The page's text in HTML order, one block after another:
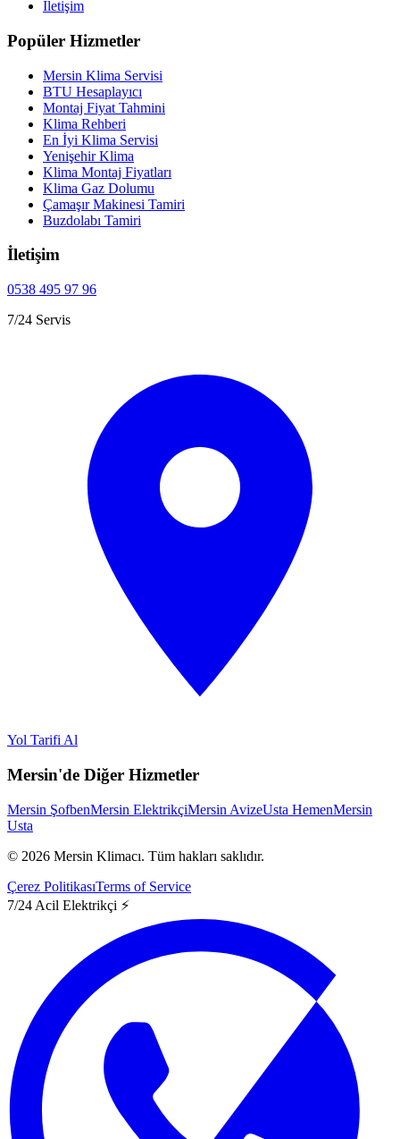
İletişim
Popüler Hizmetler
Mersin Klima Servisi
BTU Hesaplayıcı
Montaj Fiyat Tahmini
Klima Rehberi
En İyi Klima Servisi
Yenişehir Klima
Klima Montaj Fiyatları
Klima Gaz Dolumu
Çamaşır Makinesi Tamiri
Buzdolabı Tamiri
İletişim
0538 495 97 96
7/24 Servis
Yol Tarifi Al
Mersin'de Diğer Hizmetler
Mersin ŞofbenMersin ElektrikçiMersin AvizeUsta HemenMersin
Usta
© 2026 Mersin Klimacı. Tüm hakları saklıdır.
Çerez PolitikasıTerms of Service
7/24 Acil Elektrikçi ⚡